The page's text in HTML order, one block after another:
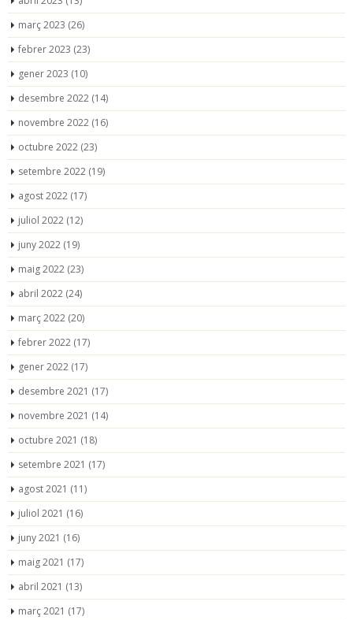
març 2023 (26)
febrer 2023 (23)
gener 2023 (10)
desembre 2022 (14)
novembre 2022 (16)
octubre 2022 (23)
setembre 2022 (19)
agost 2022 (17)
juliol 2022 (12)
juny 2022 (19)
maig 2022 (23)
abril 2022 (24)
març 2022 (20)
febrer 2022 (17)
gener 2022 (17)
desembre 2021 (17)
novembre 2021 (14)
octubre 2021 (18)
setembre 2021 (17)
agost 2021 (11)
juliol 2021 (16)
juny 2021 (16)
maig 2021 (17)
abril 2021 (13)
març 2021 (17)